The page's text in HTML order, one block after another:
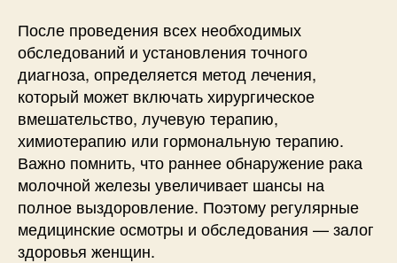
После проведения всех необходимых
обследований и установления точного
диагноза, определяется метод лечения,
который может включать хирургическое
вмешательство, лучевую терапию,
химиотерапию или гормональную терапию.
Важно помнить, что раннее обнаружение рака
молочной железы увеличивает шансы на
полное выздоровление. Поэтому регулярные
медицинские осмотры и обследования — залог
здоровья женщин.